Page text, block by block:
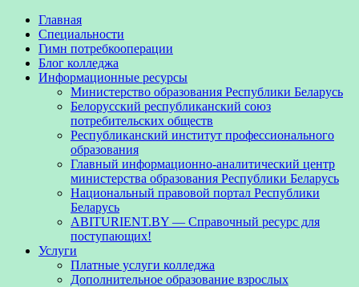
Главная
Специальности
Гимн потребкооперации
Блог колледжа
Информационные ресурсы
Министерство образования Республики Беларусь
Белорусский республиканский союз
потребительских обществ
Республиканский институт профессионального
образования
Главный информационно-аналитический центр
министерства образования Республики Беларусь
Национальный правовой портал Республики
Беларусь
ABITURIENT.BY — Справочный ресурс для
поступающих!
Услуги
Платные услуги колледжа
Дополнительное образование взрослых